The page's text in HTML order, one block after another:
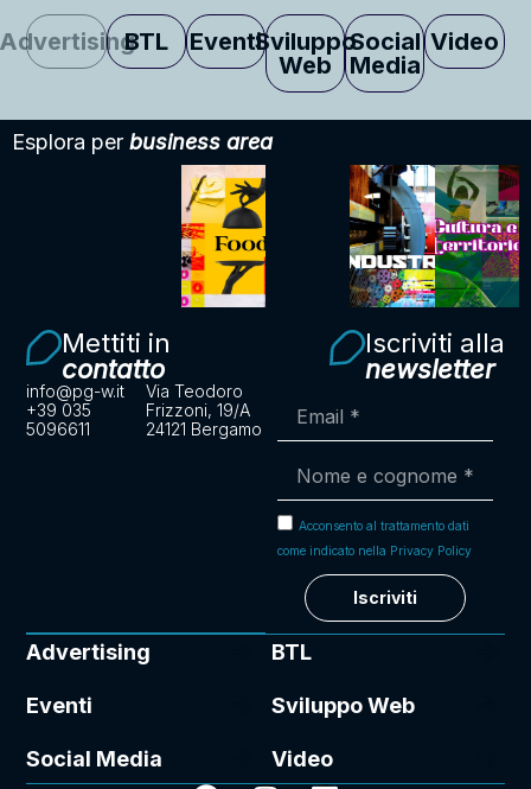
BTL EventiSviluppo
Web
Social
Media
Video
Esplora per business area
Advertising BTL
Eventi Sviluppo Web
Social Media Video
Mettiti in
contatto
info@pg-w.it
+39 035
5096611
Via Teodoro
Frizzoni, 19/A
24121 Bergamo
Iscriviti alla
newsletter
Acconsento al trattamento dati
come indicato nella Privacy Policy
Iscriviti